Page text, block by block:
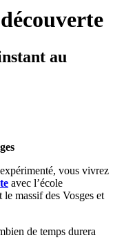
au
vous vivrez
avec l’école
le massif des Vosges et
de temps durera